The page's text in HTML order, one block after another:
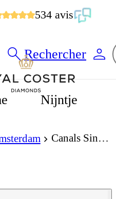
534 avis
Rechercher
Nijntje